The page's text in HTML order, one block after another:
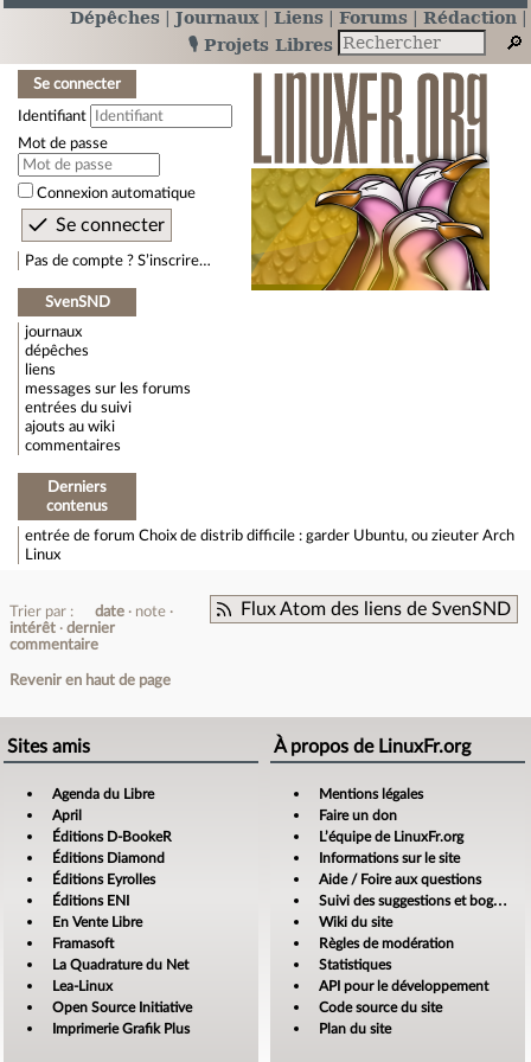
Dépêches Journaux Liens Forums
Rédaction
🎙️ Projets Libres
Se connecter
Identifiant
Mot de passe
Connexion automatique
Pas de compte ? S’inscrire…
SvenSND
journaux
dépêches
liens
messages sur les forums
entrées du suivi
ajouts au wiki
commentaires
Derniers
contenus
entrée de forum Choix de distrib difficile : garder Ubuntu, ou zieuter Arch
Linux
Flux Atom des liens de SvenSND
Trier par : date
note
intérêt
dernier
commentaire
Revenir en haut de page
Sites amis
Agenda du Libre
April
Éditions D-BookeR
Éditions Diamond
Éditions Eyrolles
Éditions ENI
En Vente Libre
Framasoft
La Quadrature du Net
Lea-Linux
Open Source Initiative
Imprimerie Grafik Plus
À propos de LinuxFr.org
Mentions légales
Faire un don
L’équipe de LinuxFr.org
Informations sur le site
Aide / Foire aux questions
Suivi des suggestions et bogues
Wiki du site
Règles de modération
Statistiques
API pour le développement
Code source du site
Plan du site